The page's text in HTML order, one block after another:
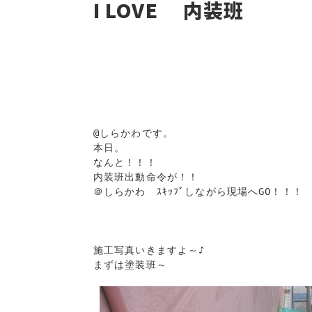
I LOVE 内装班
@しらかわです。
本日。
なんと！！！
内装班出動命令が！！
＠しらかわ　ｽｷｯﾌﾟしながら現場へGO！！！
施工写真いきますよ～♪
まずは塗装班～